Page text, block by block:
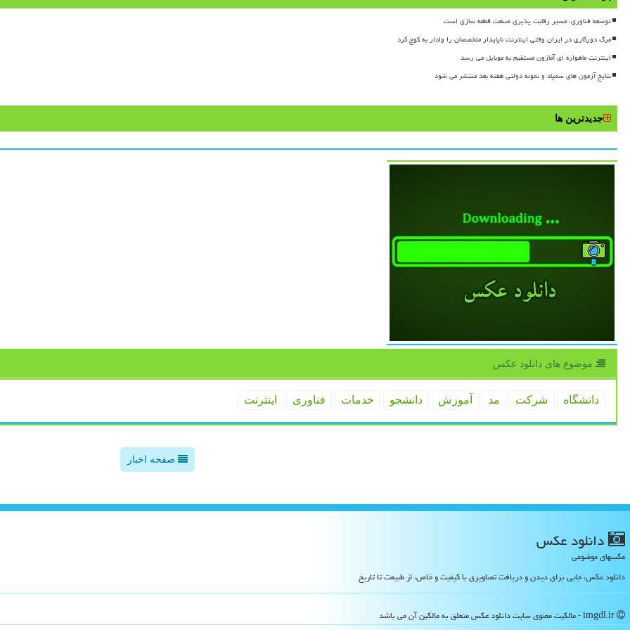
توسعه فناوری، مسیر رقابت پذیری صنعت قطعه سازی است
مرگ دورکاری در ایران وقتی اینترنت ناپایدار متخصصان را وادار به کوچ کرد
اینترنت ماهواره ای آمازون مستقیم به موبایل می رسد
نتایج آزمون های سمپاد و نمونه دولتی هفته بعد منتشر می شود
جدیدترین ها
موضوع های دانلود عكس
دانشگاه شركت مد آموزش دانشجو خدمات فناوری اینترنت
صفحه اخبار
دانلود عكس
عکسهای موضوعی
دانلود عکس، جایی برای دیدن و دریافت تصاویری با کیفیت و خاص، از طبیعت تا تاریخ